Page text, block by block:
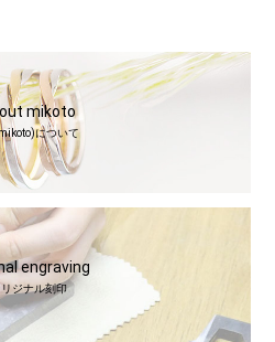
mikoto
について
engraving
ジナル刻印